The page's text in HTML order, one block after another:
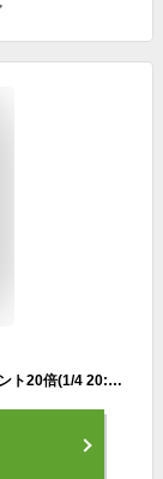
【2023年最初の5のつく日28時間限定店内最大ポイント20倍(1/4 20:00〜)】 ミカサ フットサルボール 検定球3号 FLL30P